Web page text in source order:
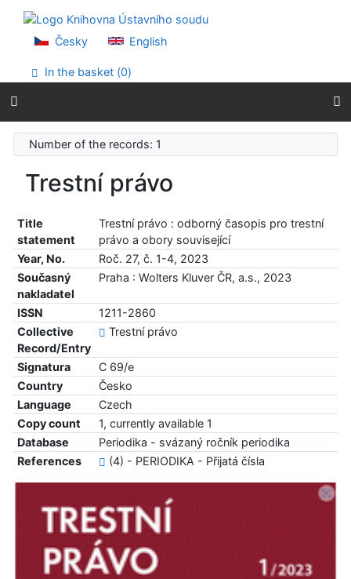
Go to menu
Accessibility declaration
Česky English
In the basket (0)
Number of the records: 1
Trestní právo
Title
statement
Trestní právo : odborný časopis pro trestní
právo a obory související
Year, No.
Roč. 27, č. 1-4, 2023
Současný
nakladatel
Praha : Wolters Kluver ČR, a.s., 2023
ISSN
1211-2860
Collective
Record/Entry
Trestní právo
Signatura
C 69/e
Country
Česko
Language
Czech
Copy count
1, currently available 1
Database
Periodika - svázaný ročník periodika
References
(4) - PERIODIKA - Přijatá čísla